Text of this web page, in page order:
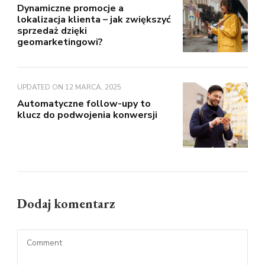
Dynamiczne promocje a
lokalizacja klienta – jak zwiększyć
sprzedaż dzięki
geomarketingowi?
UPDATED ON 12 MARCA, 2025
Automatyczne follow-upy to
klucz do podwojenia konwersji
Dodaj komentarz